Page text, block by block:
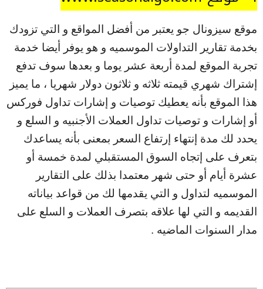
موقع سيزونال جو يعتبر من أفضل المواقع و التي تزودك
بخدمة تقارير التداولات الموسميه و هو يوفر أيضا خدمة
تجربة الموقع لمدة أربعة عشر يوما و بعدها سوف تدفع
إشتراك شهري قيمته ثلاثه و ثلاثون دولار شهريا ، ما يميز
هذا الموقع بأنه يعطيك توصيات و إشارات تداول فوركس
أو إشارات و توصيات تداول العملات الأجنبيه و السلع و
يحدد لك مدة إنتهاء إرتفاع السعر بمعنى بأنه يساعدك
بتعرف على إتجاه السوق المستقبلي لمدة خمسة أو
عشرة أيام أو حتى شهر معتمدا بذلك على التقارير
الموسميه لتداول و التي يقدمها لك من قواعد بياناته
القديمه و التي لها علاقه بتصرف العملات و السلع على
مدار السنوات الماضيه .